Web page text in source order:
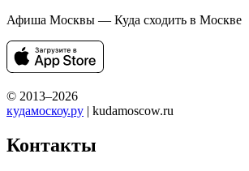
Афиша Москвы — Куда сходить в Москве
© 2013–2026
кудамоскоу.ру | kudamoscow.ru
Контакты